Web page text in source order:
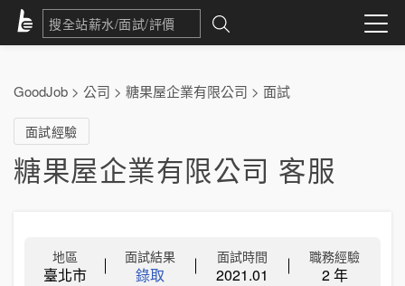
GoodJob > 公司 > 糖果屋企業有限公司 > 面試
面試經驗
糖果屋企業有限公司 客服
地區
臺北市
面試結果
錄取
面試時間
2021.01
職務經驗
2 年